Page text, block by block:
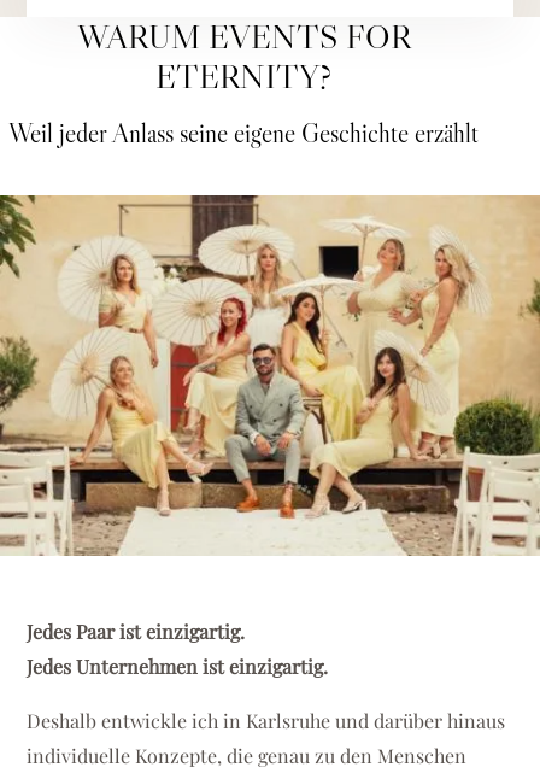
WARUM EVENTS FOR
ETERNITY?
Weil jeder Anlass seine eigene Geschichte erzählt
Jedes Paar ist einzigartig.
Jedes Unternehmen ist einzigartig.
Deshalb entwickle ich in Karlsruhe und darüber hinaus
individuelle Konzepte, die genau zu den Menschen